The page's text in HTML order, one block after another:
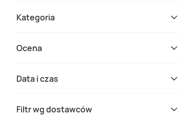
Kategoria
Ocena
Data i czas
Filtr wg dostawców